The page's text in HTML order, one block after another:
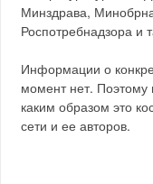
Минздрава,
Роспотребнадзора и
Информации о
момент нет. Поэтому
каким образом это
сети и ее авторов.